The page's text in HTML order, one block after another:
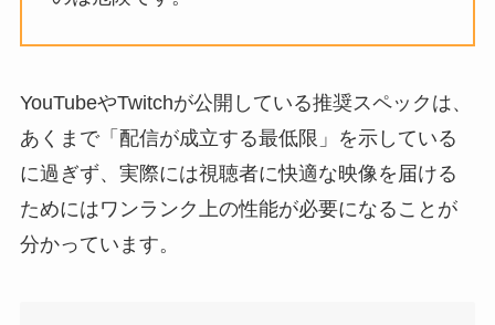
YouTubeやTwitchが公開している推奨スペックは、
あくまで「配信が成立する最低限」を示している
に過ぎず、実際には視聴者に快適な映像を届ける
ためにはワンランク上の性能が必要になることが
分かっています。